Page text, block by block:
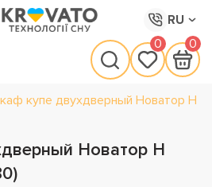
RU
0 0
купе двухдверный Новатор Н
Новатор Н